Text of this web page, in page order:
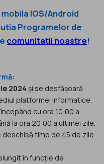
IOS/Android
Programelor de
comunitatii noastre!
2024 și se desfășoară
platformei informatice.
cu ora 10:00 a
la ora 20:00 a ultimei zile.
timp de 45 de zile
în funcție de